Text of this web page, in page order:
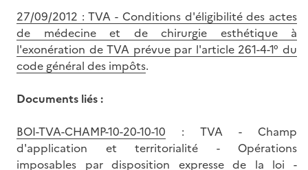
27/09/2012 : TVA - Conditions d'éligibilité des actes
de médecine et de chirurgie esthétique à
l'exonération de TVA prévue par l'article 261-4-1° du
code général des impôts.
Documents liés :
BOI-TVA-CHAMP-10-20-10-10 : TVA - Champ
d'application et territorialité - Opérations
imposables par disposition expresse de la loi -